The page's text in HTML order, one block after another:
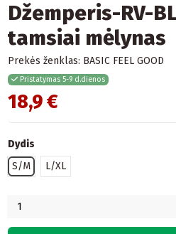
Džemperis-RV-
tamsiai mėlynas
Prekės ženklas: BASIC FEEL GOOD
Pristatymas 5-9 d.dienos
18,9 €
Dydis
S/M
L/XL